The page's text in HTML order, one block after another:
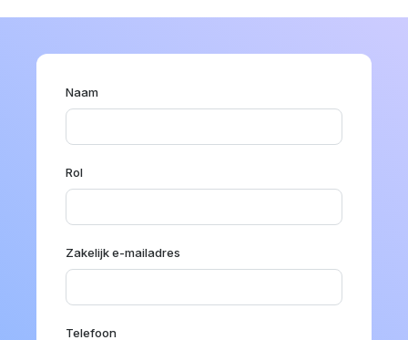
Naam
Rol
Zakelijk e-mailadres
Telefoon